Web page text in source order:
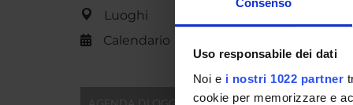
Uso responsabile dei dati
Noi e i nostri 1022 partner
cookie per memorizzare e
Luoghi
Calendario
Id